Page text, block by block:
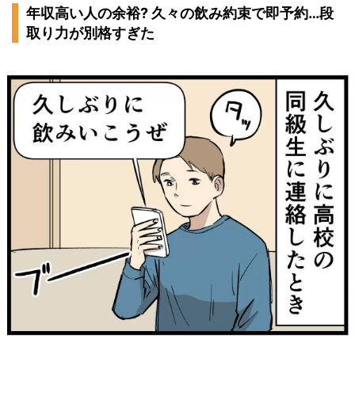
年収高い人の余裕? 久々の飲み約束で即予約…段
取り力が別格すぎた